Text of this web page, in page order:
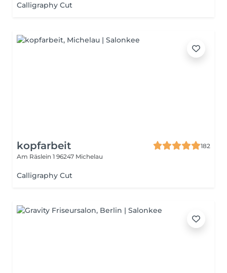
Calligraphy Cut
kopfarbeit
182
Am Räslein 1 96247 Michelau
Calligraphy Cut